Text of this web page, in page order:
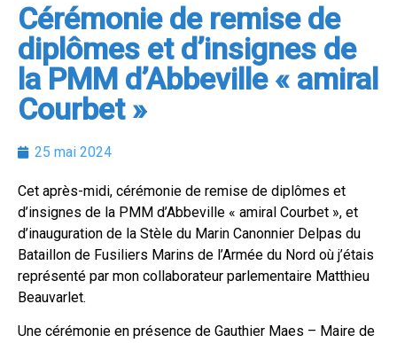
Cérémonie de remise de
diplômes et d’insignes de
la PMM d’Abbeville « amiral
Courbet »
25 mai 2024
Cet après-midi, cérémonie de remise de diplômes et
d’insignes de la PMM d’Abbeville « amiral Courbet », et
d’inauguration de la Stèle du Marin Canonnier Delpas du
Bataillon de Fusiliers Marins de l’Armée du Nord où j’étais
représenté par mon collaborateur parlementaire Matthieu
Beauvarlet.
Une cérémonie en présence de Gauthier Maes – Maire de